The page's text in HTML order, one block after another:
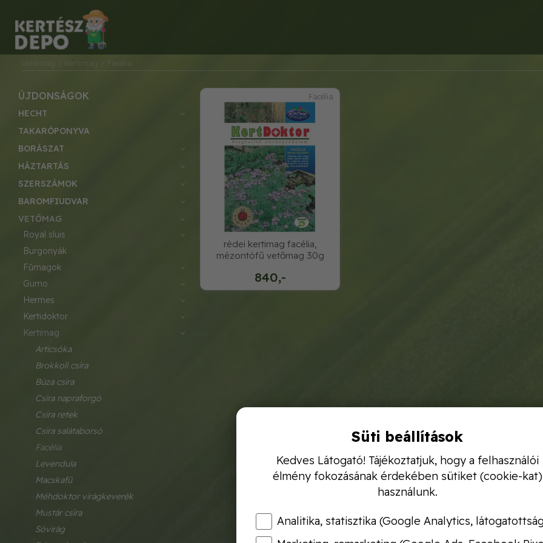
Vetőmag / Kertimag / Facélia
Facélia
840,-
rédei kertimag facélia,
mézontófű vetőmag 30g
ÚJDONSÁGOK
HECHT
TAKARÓPONYVA
BORÁSZAT
HÁZTARTÁS
SZERSZÁMOK
BAROMFIUDVAR
VETŐMAG
royal sluis
burgonyák
fűmagok
gumo
hermes
kertidoktor
kertimag
articsóka
brokkoli csíra
búza csíra
csíra napraforgó
csíra retek
csíra salátaborsó
facélia
levendula
macskafű
méhdoktor virágkeverék
mustár csíra
sóvirág
Süti beállítások
Kedves Látogató! Tájékoztatjuk, hogy a felhasználói
élmény fokozásának érdekében sütiket (cookie-kat)
használunk.
Analitika, statisztika (Google Analytics,